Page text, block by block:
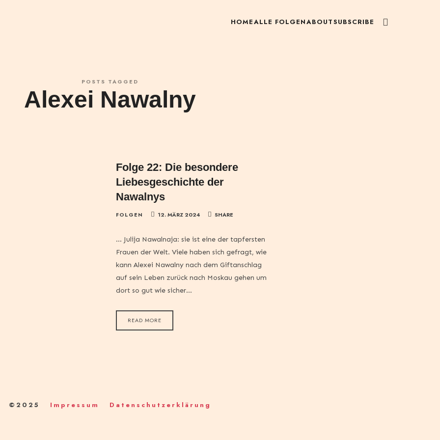
HOMEALLE FOLGENABOUTSUBSCRIBE
POSTS TAGGED
Alexei Nawalny
Folge 22: Die besondere
Liebesgeschichte der
Nawalnys
FOLGEN 12. MÄRZ 2024 SHARE
… Julija Nawalnaja: sie ist eine der tapfersten
Frauen der Welt. Viele haben sich gefragt, wie
kann Alexei Nawalny nach dem Giftanschlag
auf sein Leben zurück nach Moskau gehen um
dort so gut wie sicher…
READ MORE
©2025 Impressum Datenschutzerklärung